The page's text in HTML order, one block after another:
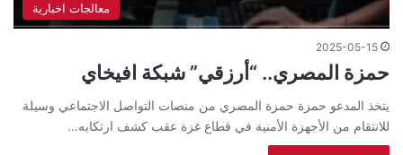
معالجات اخبارية
2025-05-15
حمزة المصري.. “أرزقي” شبكة افيخاي
يتخذ المدعو حمزة حمزة المصري من منصات التواصل الاجتماعي وسيلة
للانتقام من الأجهزة الأمنية في قطاع غزة عقب كشف ارتكابه…